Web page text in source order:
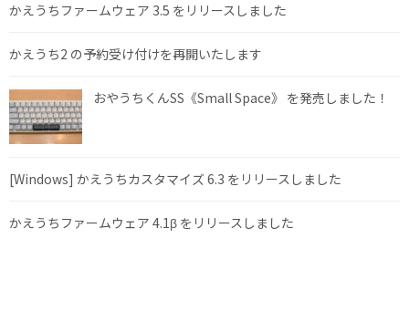
かえうちファームウェア 3.5 をリリースしました
かえうち2 の予約受け付けを再開いたします
おやうちくんSS《Small Space》 を発売しました！
[Windows] かえうちカスタマイズ 6.3 をリリースしました
かえうちファームウェア 4.1β をリリースしました